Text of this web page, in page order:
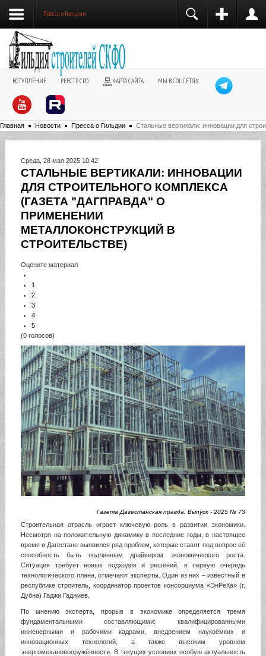
Пресса о Гильдии
ВСТУПЛЕНИЕ РЕЕСТР СРО КАРТА САЙТА МЫ В СОЦСЕТЯХ:
Главная Новости Пресса о Гильдии Стальные вертикали: инновации для
Среда, 28 мая 2025 10:42
СТАЛЬНЫЕ ВЕРТИКАЛИ: ИННОВАЦИИ
ДЛЯ СТРОИТЕЛЬНОГО КОМПЛЕКСА
(ГАЗЕТА "ДАГПРАВДА" О
ПРИМЕНЕНИИ
МЕТАЛЛОКОНСТРУКЦИЙ В
СТРОИТЕЛЬСТВЕ)
Оцените материал
1
2
3
4
5
(0 голосов)
Газета Дагестанская правда, Выпуск - 2025 № 73
Строительная отрасль играет ключевую роль в развитии экономики.
Несмотря на положительную динамику в последние годы, в настоящее
время в Дагестане выявился ряд проблем, которые ставят под вопрос её
способность быть подлинным драйвером экономического роста.
Ситуация требует новых подходов и решений, в первую очередь
технологического плана, отмечают эксперты. Один из них – известный в
республике строитель, координатор проектов консорциума «ЭнРеКа» (г.
Дубна) Гаджи Гаджиев.
По мнению эксперта, прорыв в экономике определяется тремя
фундаментальными составляющими: квалифицированными
инженерными и рабочими кадрами, внедрением наукоёмких и
инновационных технологий, а также высоким уровнем
энергомехановооружённости. В текущих условиях особую актуальность